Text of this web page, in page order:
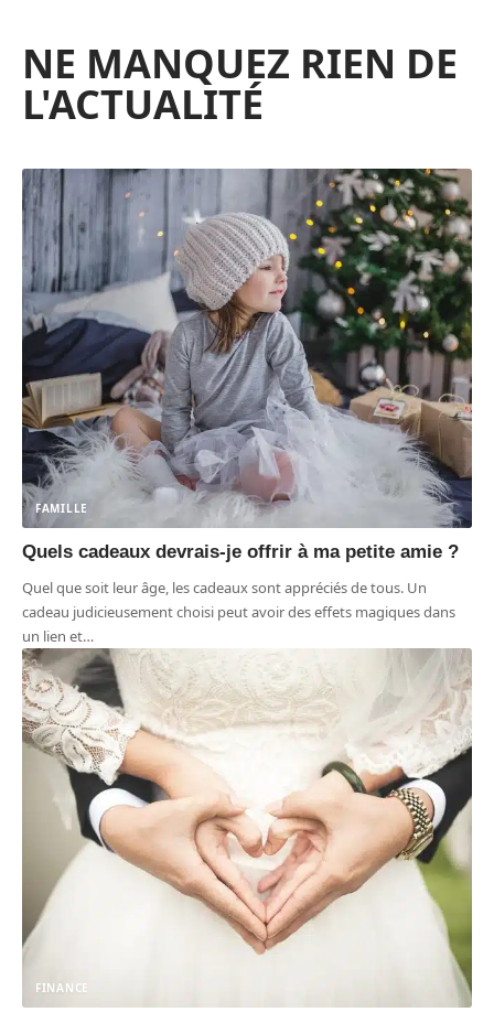
NE MANQUEZ RIEN DE
L'ACTUALITÉ
FAMILLE
Quels cadeaux devrais-je offrir à ma petite amie ?
Quel que soit leur âge, les cadeaux sont appréciés de tous. Un
cadeau judicieusement choisi peut avoir des effets magiques dans
un lien et…
FINANCE